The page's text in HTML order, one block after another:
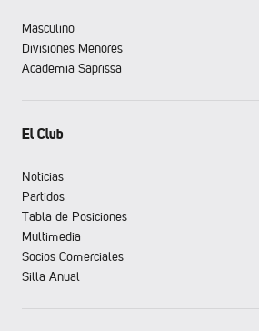
Masculino
Divisiones Menores
Academia Saprissa
El Club
Noticias
Partidos
Tabla de Posiciones
Multimedia
Socios Comerciales
Silla Anual